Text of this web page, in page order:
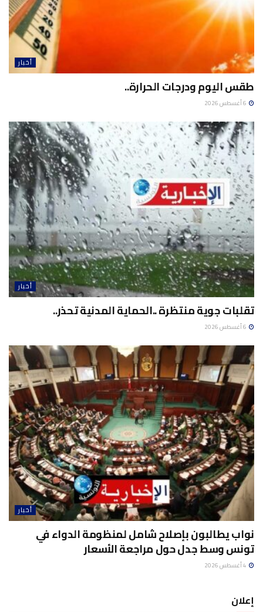
أخبار
طقس اليوم ودرجات الحرارة..
6 أغسطس 2026
أخبار
تقلبات جوية منتظرة ..الحماية المدنية تحذر..
6 أغسطس 2026
أخبار
نواب يطالبون بإصلاح شامل لمنظومة الدواء في
تونس وسط جدل حول مراجعة الأسعار
4 أغسطس 2026
إعلان